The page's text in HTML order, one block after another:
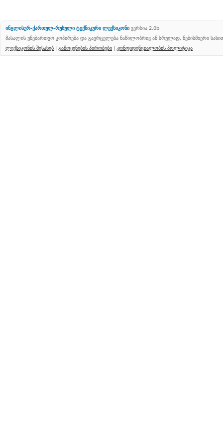
ინგლისურ-ქართულ-რუსული ტექნიკური ლექსიკონი ვერსია 2.0b
მასალის უნებართვო კოპირება და გავრცელება ნაწილობრივ ან სრულად, ნებისმიერი
ლექსიკონის შესახებ | გამოყენების პირობები | კონფიდენციალობის პოლიტიკა